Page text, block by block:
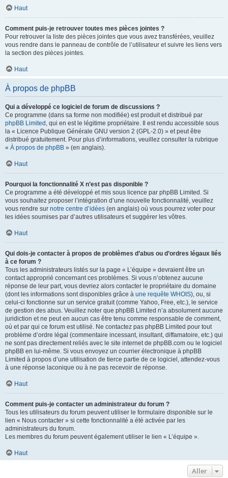
Haut
Comment puis-je retrouver toutes mes pièces jointes ?
Pour retrouver la liste des pièces jointes que vous avez transférées, veuillez
vous rendre dans le panneau de contrôle de l’utilisateur et suivre les liens vers
la section des pièces jointes.
Haut
À propos de phpBB
Qui a développé ce logiciel de forum de discussions ?
Ce programme (dans sa forme non modifiée) est produit et distribué par
phpBB Limited , qui en est le légitime propriétaire. Il est rendu accessible sous
la « Licence Publique Générale GNU version 2 (GPL-2.0) » et peut être
distribué gratuitement. Pour plus d’informations, veuillez consulter la rubrique
« À propos de phpBB » (en anglais).
Haut
Pourquoi la fonctionnalité X n’est pas disponible ?
Ce programme a été développé et mis sous licence par phpBB Limited. Si
vous souhaitez proposer l’intégration d’une nouvelle fonctionnalité, veuillez
vous rendre sur notre centre d’idées (en anglais) où vous pourrez voter pour
les idées soumises par d’autres utilisateurs et suggérer les vôtres.
Haut
Qui dois-je contacter à propos de problèmes d’abus ou d’ordres légaux liés
à ce forum ?
Tous les administrateurs listés sur la page « L’équipe » devraient être un
contact approprié concernant ces problèmes. Si vous n’obtenez aucune
réponse de leur part, vous devriez alors contacter le propriétaire du domaine
(dont les informations sont disponibles grâce à une requête WHOIS), ou, si
celui-ci fonctionne sur un service gratuit (comme Yahoo, Free, etc.), le service
de gestion des abus. Veuillez noter que phpBB Limited n’a absolument aucune
juridiction et ne peut en aucun cas être tenu comme responsable de comment,
où et par qui ce forum est utilisé. Ne contactez pas phpBB Limited pour tout
problème d’ordre légal (commentaire incessant, insultant, diffamatoire, etc.) qui
ne sont pas directement reliés avec le site internet de phpBB.com ou le logiciel
phpBB en lui-même. Si vous envoyez un courrier électronique à phpBB
Limited à propos d’une utilisation de tierce partie de ce logiciel, attendez-vous
à une réponse laconique ou à ne pas recevoir de réponse.
Haut
Comment puis-je contacter un administrateur du forum ?
Tous les utilisateurs du forum peuvent utiliser le formulaire disponible sur le
lien « Nous contacter » si cette fonctionnalité a été activée par les
administrateurs du forum.
Les membres du forum peuvent également utiliser le lien « L’équipe ».
Haut
Aller